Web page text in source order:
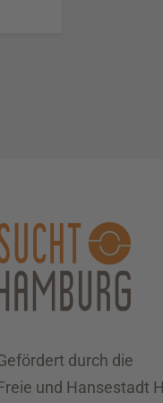
durch die
und Hansestadt